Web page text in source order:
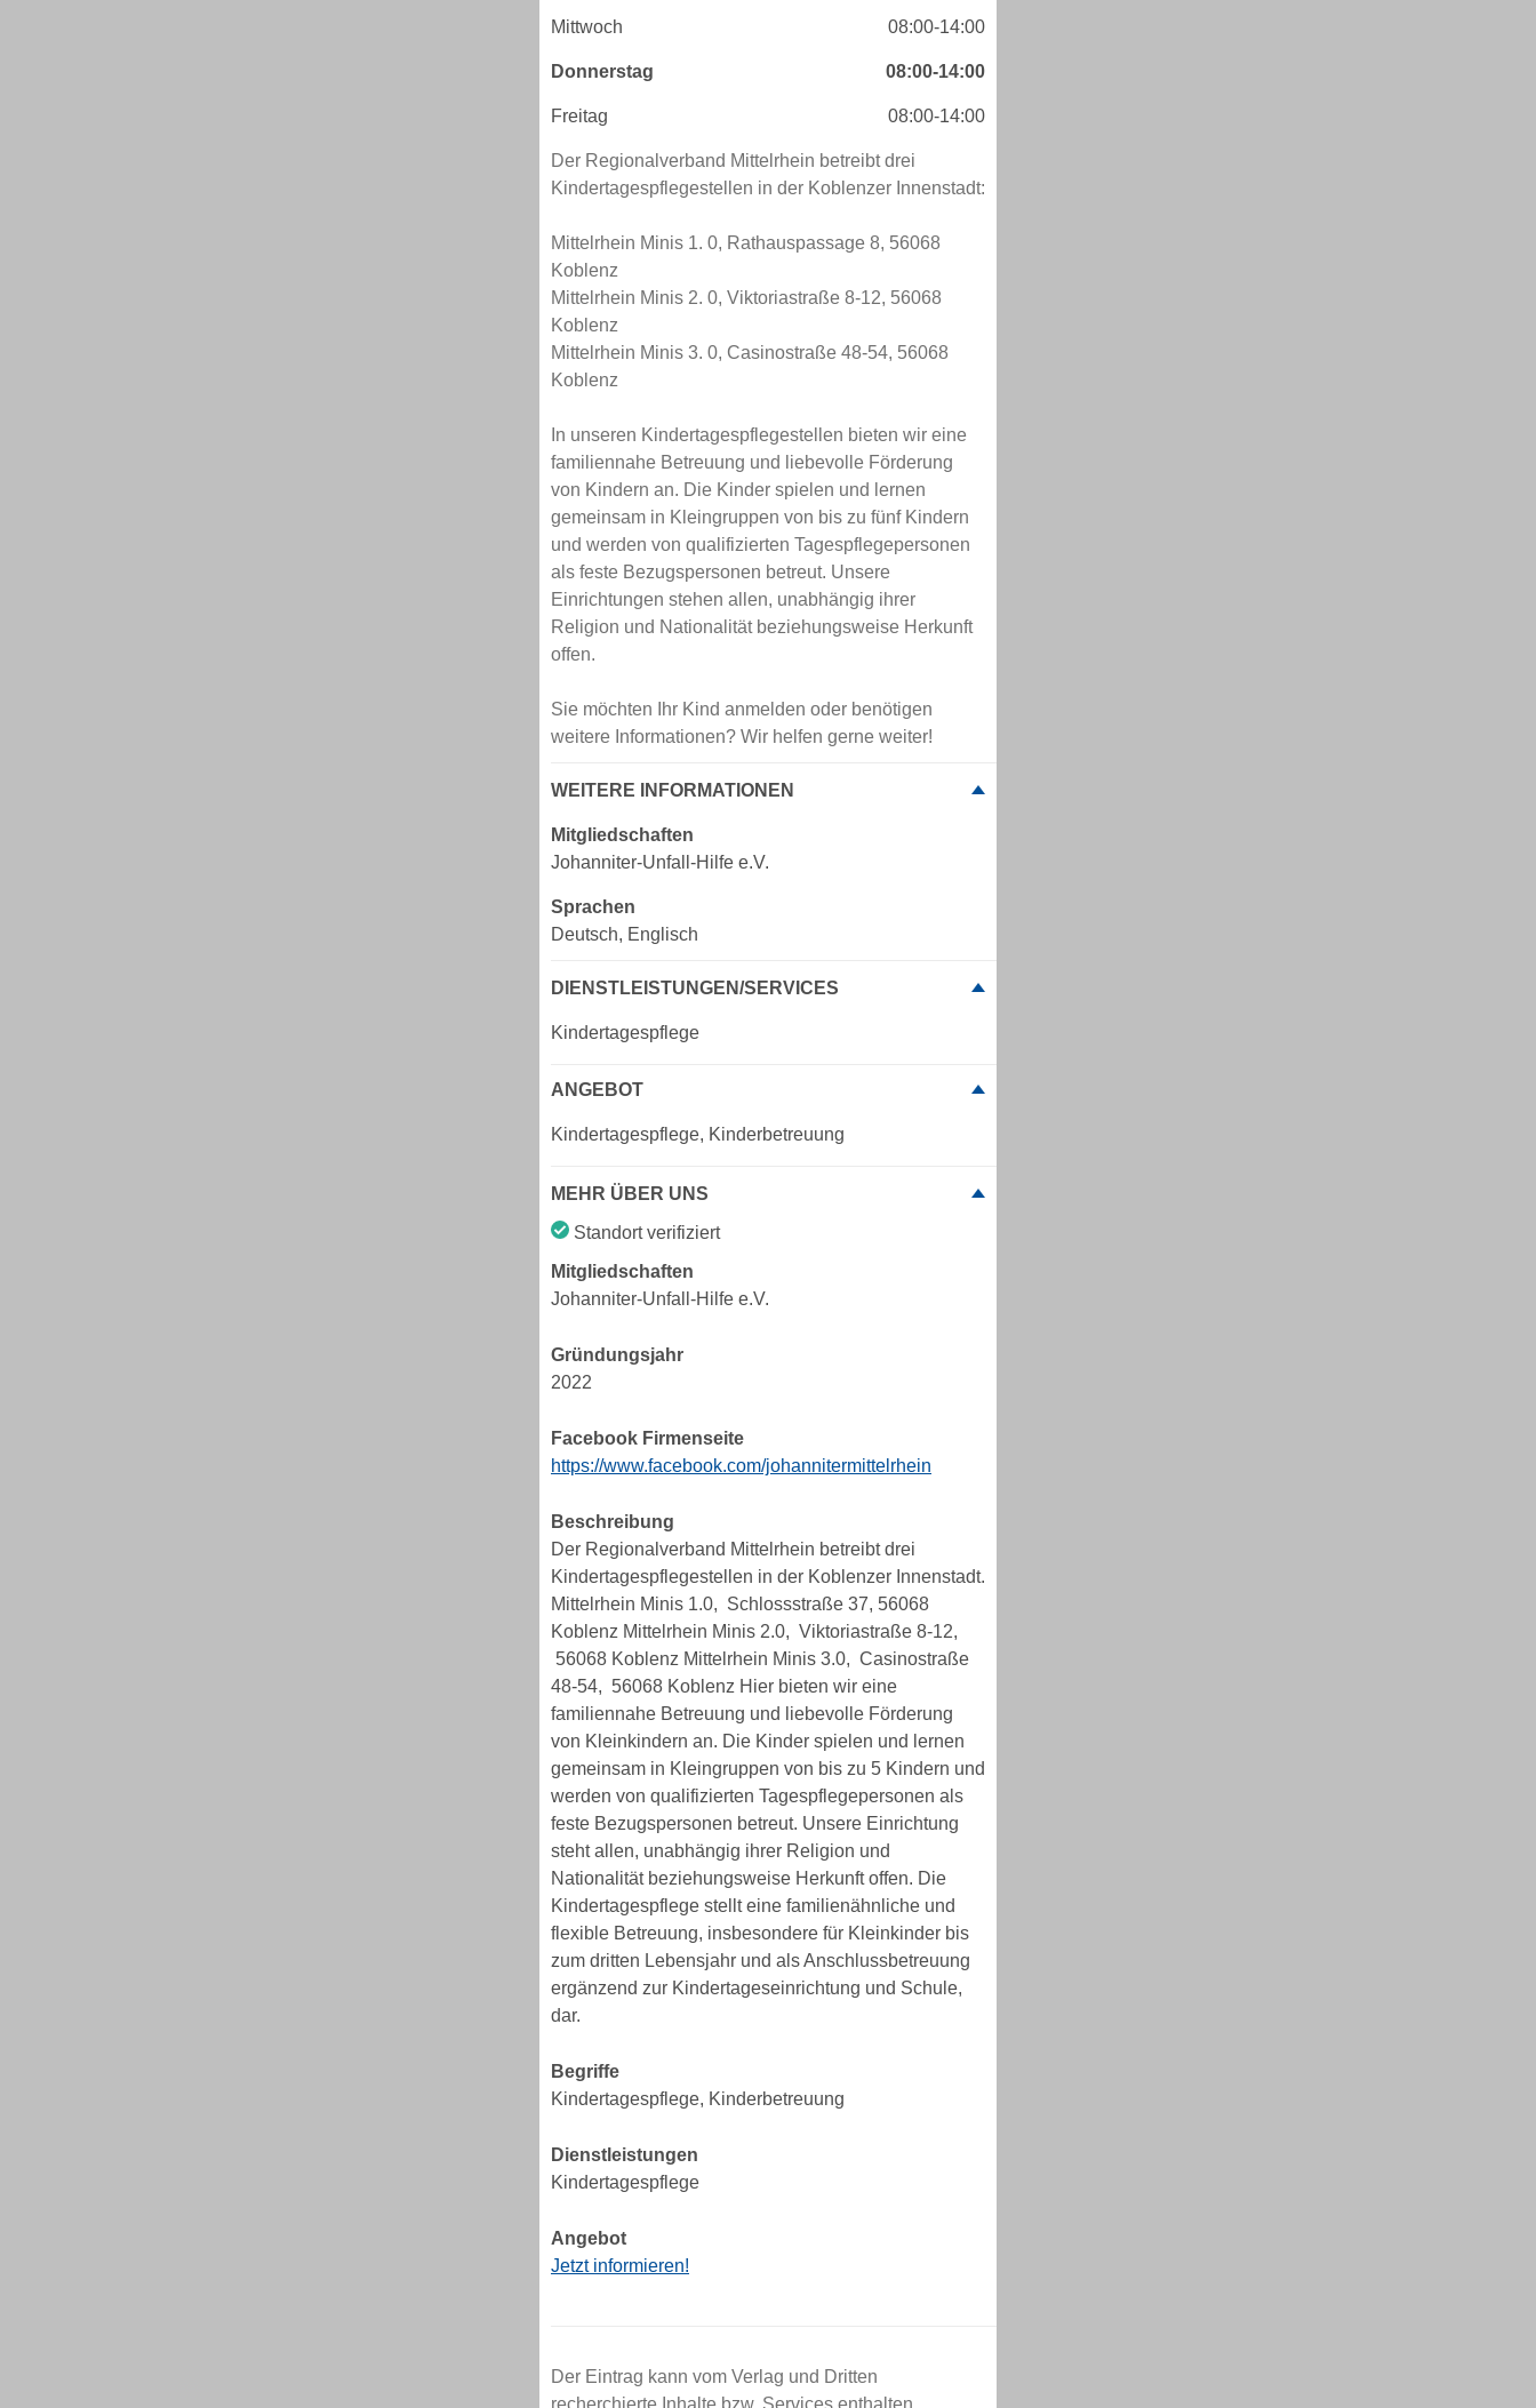
Mittwoch 08:00-14:00
Donnerstag 08:00-14:00
Freitag 08:00-14:00
Der Regionalverband Mittelrhein betreibt drei
Kindertagespflegestellen in der Koblenzer Innenstadt:
Mittelrhein Minis 1. 0, Rathauspassage 8, 56068
Koblenz
Mittelrhein Minis 2. 0, Viktoriastraße 8-12, 56068
Koblenz
Mittelrhein Minis 3. 0, Casinostraße 48-54, 56068
Koblenz
In unseren Kindertagespflegestellen bieten wir eine
familiennahe Betreuung und liebevolle Förderung
von Kindern an. Die Kinder spielen und lernen
gemeinsam in Kleingruppen von bis zu fünf Kindern
und werden von qualifizierten Tagespflegepersonen
als feste Bezugspersonen betreut. Unsere
Einrichtungen stehen allen, unabhängig ihrer
Religion und Nationalität beziehungsweise Herkunft
offen.
Sie möchten Ihr Kind anmelden oder benötigen
weitere Informationen? Wir helfen gerne weiter!
WEITERE INFORMATIONEN
Mitgliedschaften
Johanniter-Unfall-Hilfe e.V.
Sprachen
Deutsch, Englisch
DIENSTLEISTUNGEN/SERVICES
Kindertagespflege
ANGEBOT
Kindertagespflege, Kinderbetreuung
MEHR ÜBER UNS
Standort verifiziert
Mitgliedschaften
Johanniter-Unfall-Hilfe e.V.
Gründungsjahr
2022
Facebook Firmenseite
https://www.facebook.com/johannitermittelrhein
Beschreibung
Der Regionalverband Mittelrhein betreibt drei
Kindertagespflegestellen in der Koblenzer Innenstadt.
Mittelrhein Minis 1.0, Schlossstraße 37, 56068
Koblenz Mittelrhein Minis 2.0, Viktoriastraße 8-12,
56068 Koblenz Mittelrhein Minis 3.0, Casinostraße
48-54, 56068 Koblenz Hier bieten wir eine
familiennahe Betreuung und liebevolle Förderung
von Kleinkindern an. Die Kinder spielen und lernen
gemeinsam in Kleingruppen von bis zu 5 Kindern und
werden von qualifizierten Tagespflegepersonen als
feste Bezugspersonen betreut. Unsere Einrichtung
steht allen, unabhängig ihrer Religion und
Nationalität beziehungsweise Herkunft offen. Die
Kindertagespflege stellt eine familienähnliche und
flexible Betreuung, insbesondere für Kleinkinder bis
zum dritten Lebensjahr und als Anschlussbetreuung
ergänzend zur Kindertageseinrichtung und Schule,
dar.
Begriffe
Kindertagespflege, Kinderbetreuung
Dienstleistungen
Kindertagespflege
Angebot
Jetzt informieren!
Der Eintrag kann vom Verlag und Dritten
recherchierte Inhalte bzw. Services enthalten.